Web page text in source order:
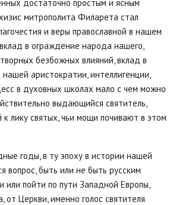
достаточно простым и ясным
митрополита Филарета стал
и веры православной в нашем
в ограждение народа нашего,
безбожных влияний, вклад в
аристократии, интеллигенции,
в духовных школах мало с чем можно
выдающийся святитель,
лику святых, чьи мощи почивают в этом
годы, в ту эпоху в истории нашей
вопрос, быть или не быть русским
или пойти по пути Западной Европы,
от Церкви, именно голос святителя